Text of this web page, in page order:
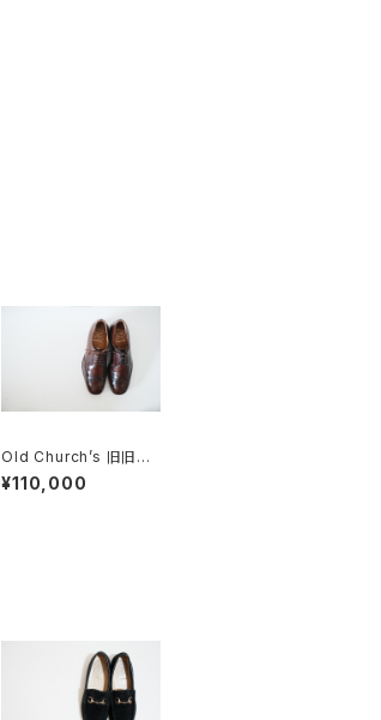
Old Church’s 旧旧チ
ャーチ 二都市 Holbor
n 75D
¥110,000